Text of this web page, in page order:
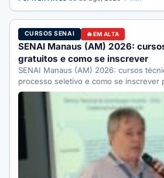
CURSOS SENAI EM ALTA
SENAI Manaus (AM) 2026:
gratuitos e como se inscrever
SENAI Manaus (AM) 2026: cursos
processo seletivo e como se inscrever
completo.